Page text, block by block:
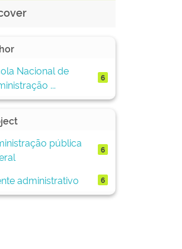
Nacional de
...
6
pública
6
administrativo 6